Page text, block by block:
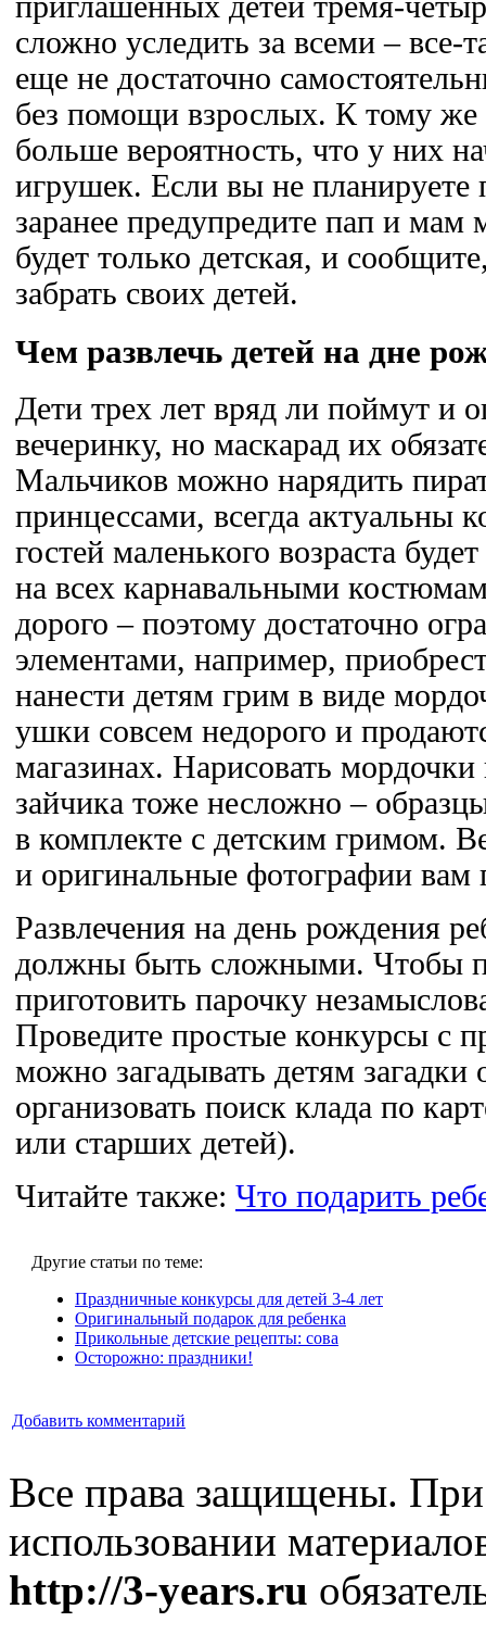
сложно уследить за всеми – все-
еще не достаточно
без помощи взрослых. К тому же
больше вероятность, что у них
игрушек. Если вы не планируете
заранее предупредите пап и
будет только детская, и
забрать своих детей.
Чем развлечь детей на дне
Дети трех лет вряд ли поймут и
вечеринку, но маскарад их
Мальчиков можно нарядить
принцессами, всегда актуальны
гостей маленького возраста
на всех карнавальными
дорого – поэтому достаточно
элементами, например,
нанести детям грим в виде
ушки совсем недорого и
магазинах. Нарисовать
зайчика тоже несложно –
в комплекте с детским гримом.
и оригинальные фотографии вам
Развлечения на день рождения
должны быть сложными. Чтобы
приготовить парочку
Проведите простые конкурсы с
можно загадывать детям
организовать поиск клада по
или старших детей).
Читайте также: Что подарить
Другие статьи по теме:
Праздничные конкурсы для детей 3-4 лет
Оригинальный подарок для ребенка
Прикольные детские рецепты: сова
Осторожно: праздники!
Добавить комментарий
Все права защищены.
использовании
http://3-years.ru